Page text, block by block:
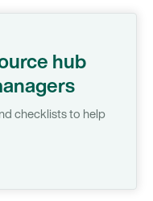
hub
checklists to help